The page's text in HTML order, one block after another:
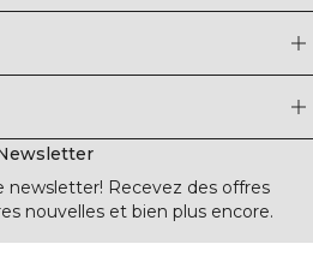
newsletter! Recevez des offres
nouvelles et bien plus encore.